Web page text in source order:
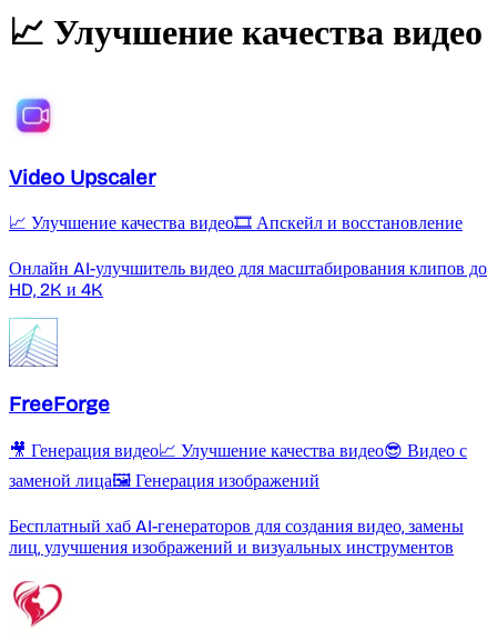
📈 Улучшение качества видео
Video Upscaler
📈 Улучшение качества видео🎞️ Апскейл и восстановление
Онлайн AI-улучшитель видео для масштабирования клипов до
HD, 2K и 4K
FreeForge
🎥 Генерация видео📈 Улучшение качества видео😎 Видео с
заменой лица🖼️ Генерация изображений
Бесплатный хаб AI-генераторов для создания видео, замены
лиц, улучшения изображений и визуальных инструментов